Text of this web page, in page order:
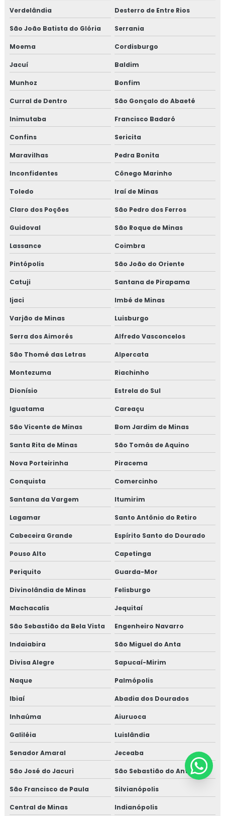
Verdelândia Desterro de Entre Rios
São João Batista do Glória Serrania
Moema Cordisburgo
Jacuí Baldim
Munhoz Bonfim
Curral de Dentro São Gonçalo do Abaeté
Inimutaba Francisco Badaró
Confins Sericita
Maravilhas Pedra Bonita
Inconfidentes Cônego Marinho
Toledo Iraí de Minas
Claro dos Poções São Pedro dos Ferros
Guidoval São Roque de Minas
Lassance Coimbra
Pintópolis São João do Oriente
Catuji Santana de Pirapama
Ijaci Imbé de Minas
Varjão de Minas Luisburgo
Serra dos Aimorés Alfredo Vasconcelos
São Thomé das Letras Alpercata
Montezuma Riachinho
Dionísio Estrela do Sul
Iguatama Careaçu
São Vicente de Minas Bom Jardim de Minas
Santa Rita de Minas São Tomás de Aquino
Nova Porteirinha Piracema
Conquista Comercinho
Santana da Vargem Itumirim
Lagamar Santo Antônio do Retiro
Cabeceira Grande Espírito Santo do Dourado
Pouso Alto Capetinga
Periquito Guarda-Mor
Divinolândia de Minas Felisburgo
Machacalis Jequitaí
São Sebastião da Bela Vista Engenheiro Navarro
Indaiabira São Miguel do Anta
Divisa Alegre Sapucaí-Mirim
Naque Palmópolis
Ibiaí Abadia dos Dourados
Inhaúma Aiuruoca
Galiléia Luislândia
Senador Amaral Jeceaba
São José do Jacuri São Sebastião do Anta
São Francisco de Paula Silvianópolis
Central de Minas Indianópolis